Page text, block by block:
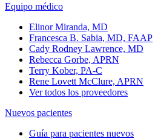
Equipo médico
Elinor Miranda, MD
Francesca B. Sabia, MD, FAAP
Cady Rodney Lawrence, MD
Rebecca Gorbe, APRN
Terry Kober, PA-C
Rene Lovett McClure, APRN
Ver todos los proveedores
Nuevos pacientes
Guía para pacientes nuevos